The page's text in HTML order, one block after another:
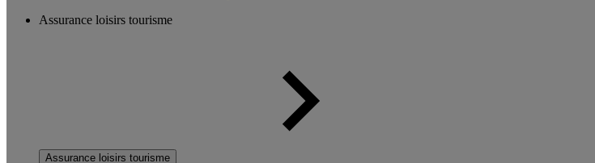
Assurance loisirs tourisme
Assurance loisirs tourisme